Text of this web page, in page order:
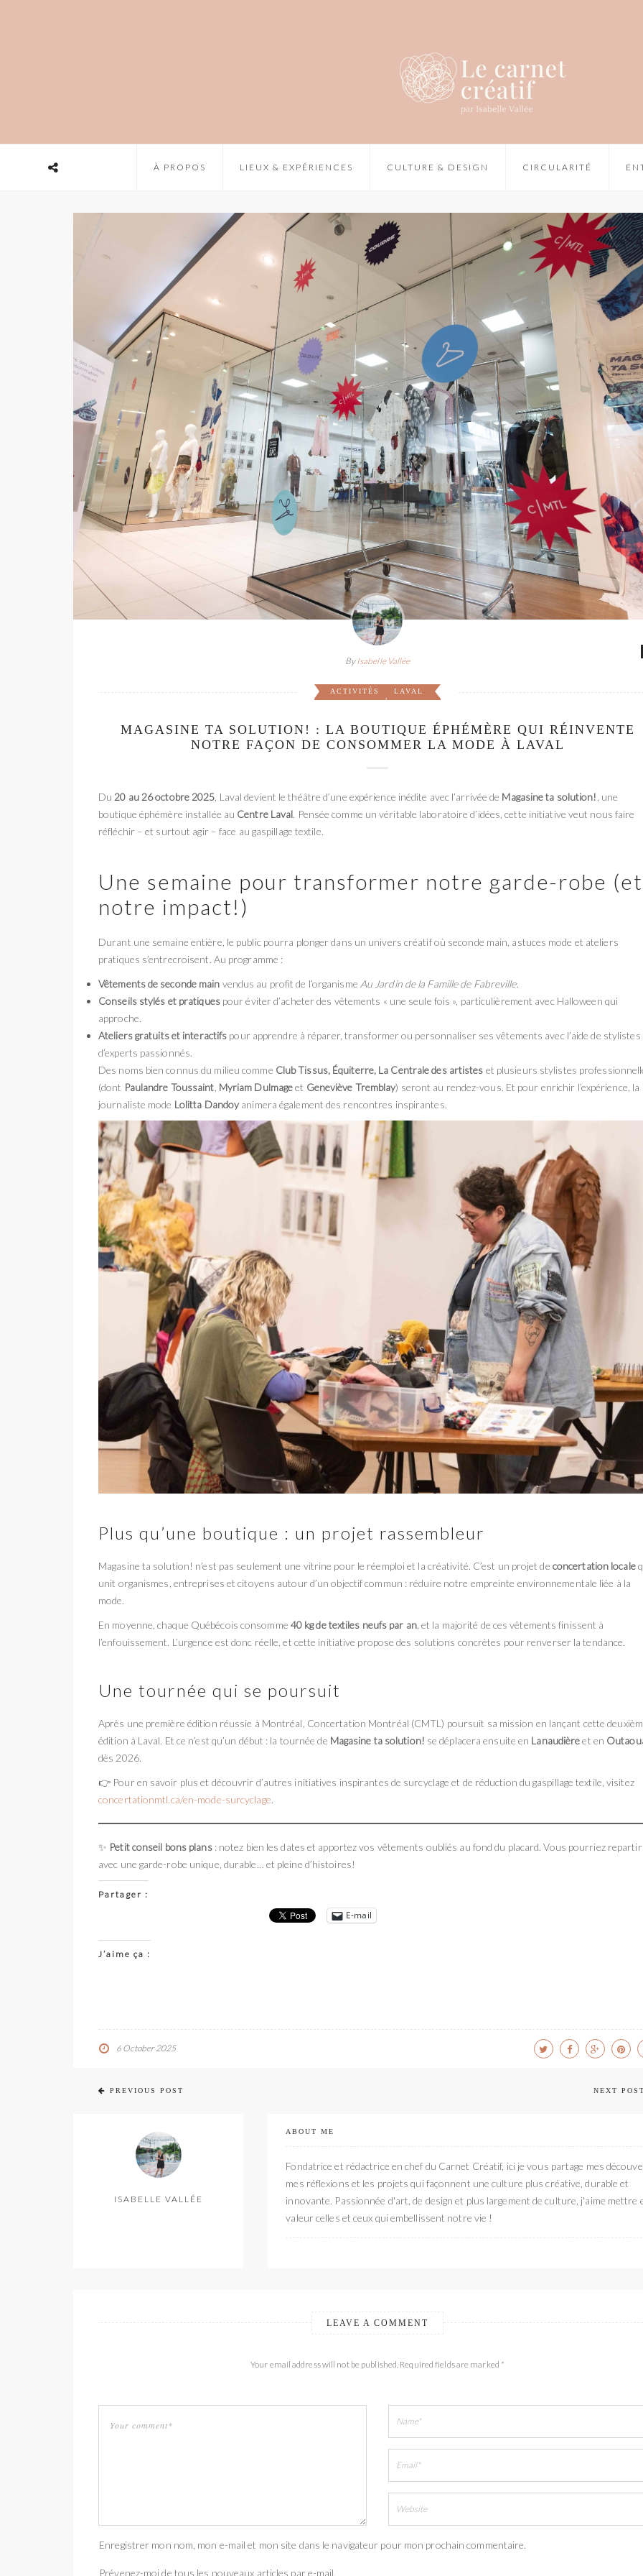
À PROPOS LIEUX & EXPÉRIENCES CULTURE & DESIGN CIRCULARITÉ
By Isabelle Vallée
ACTIVITÉS LAVAL
MAGASINE TA SOLUTION! : LA BOUTIQUE ÉPHÉMÈRE QUI RÉINVENTE
NOTRE FAÇON DE CONSOMMER LA MODE À LAVAL
Du 20 au 26 octobre 2025 , Laval devient le théâtre d’une expérience inédite avec l’arrivée de Magasine ta solution! , une
boutique éphémère installée au Centre Laval. Pensée comme un véritable laboratoire d’idées, cette initiative veut nous faire
réfléchir – et surtout agir – face au gaspillage textile.
Une semaine pour transformer notre garde-robe (et
notre impact!)
Durant une semaine entière, le public pourra plonger dans un univers créatif où seconde main, astuces mode et ateliers
pratiques s’entrecroisent. Au programme :
Vêtements de seconde main vendus au profit de l’organisme Au Jardin de la Famille de Fabreville.
Conseils stylés et pratiquespour éviter d’acheter des vêtements « une seule fois », particulièrement avec Halloween qui
approche.
Ateliers gratuits et interactifs pour apprendre à réparer, transformer ou personnaliser ses vêtements avec l’aide de stylistes
d’experts passionnés.
Des noms bien connus du milieu comme Club Tissus, Équiterre, La Centrale des artistes et plusieurs stylistes
(dont Paulandre Toussaint Myriam Dulmageet Geneviève Tremblay) seront au rendez-vous. Et pour enrichir l’expérience, la
journaliste mode Lolitta Dandoy animera également des rencontres inspirantes.
Plus qu’une boutique : un projet rassembleur
Magasine ta solution! n’est pas seulement une vitrine pour le réemploi et la créativité. C’est un projet de concertation locale
unit organismes, entreprises et citoyens autour d’un objectif commun : réduire notre empreinte environnementale liée à la
mode.
En moyenne, chaque Québécois consomme 40 kg de textiles neufs par an, et la majorité de ces vêtements finissent à
l’enfouissement. L’urgence est donc réelle, et cette initiative propose des solutions concrètes pour renverser la tendance.
Une tournée qui se poursuit
Après une première édition réussie à Montréal, Concertation Montréal (CMTL) poursuit sa mission en lançant cette
édition à Laval. Et ce n’est qu’un début : la tournée de Magasine ta solution! se déplacera ensuite en Lanaudièreet en
dès 2026.
👉 Pour en savoir plus et découvrir d’autres initiatives inspirantes de surcyclage et de réduction du gaspillage textile, visitez
concertationmtl.ca/en-mode-surcyclage.
✨ Petit conseil bons plans: notez bien les dates et apportez vos vêtements oubliés au fond du placard. Vous pourriez repartir
avec une garde-robe unique, durable… et pleine d’histoires!
Partager :
E-mail
J’aime ça :
6 October 2025
PREVIOUS POST NEXT
ISABELLE VALLÉE
ABOUT ME
Fondatrice et rédactrice en chef du Carnet Créatif, ici je vous partage mes
mes réflexions et les projets qui façonnent une culture plus créative, durable et
innovante. Passionnée d'art, de design et plus largement de culture, j'aime mettre
valeur celles et ceux qui embellissent notre vie !
LEAVE A COMMENT
Your email address will not be published. Required fields are marked *
Enregistrer mon nom, mon e-mail et mon site dans le navigateur pour mon prochain commentaire.
Prévenez-moi de tous les nouveaux articles par e-mail.